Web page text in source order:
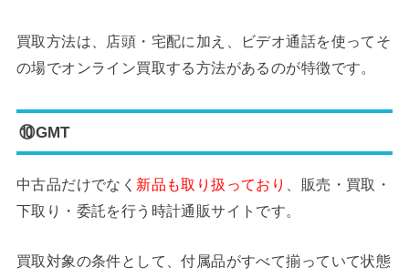
買取方法は、店頭・宅配に加え、ビデオ通話を使ってそ
の場でオンライン買取する方法があるのが特徴です。
⑩GMT
中古品だけでなく 新品も取り扱っており
、販売・買取・
下取り・委託を行う時計通販サイトです。
買取対象の条件として、付属品がすべて揃っていて状態